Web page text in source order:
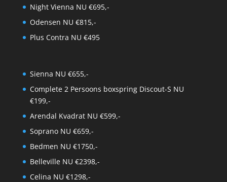
Night Vienna NU €695,-
Odensen NU €815,-
Plus Contra NU €495
Sienna NU €655,-
Complete 2 Persoons boxspring Discout-S NU
€199,-
Arendal Kvadrat NU €599,-
Soprano NU €659,-
Bedmen NU €1750,-
Belleville NU €2398,-
Celina NU €1298,-